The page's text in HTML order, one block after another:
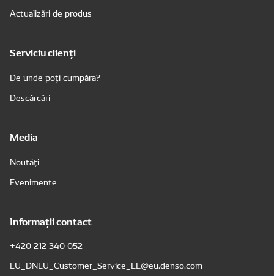
Actualizări de produs
Serviciu clienți
De unde poți cumpăra?
Descărcări
Media
Noutăți
Evenimente
Informații contact
+420 212 340 052
EU_DNEU_Customer_Service_EE@eu.denso.com